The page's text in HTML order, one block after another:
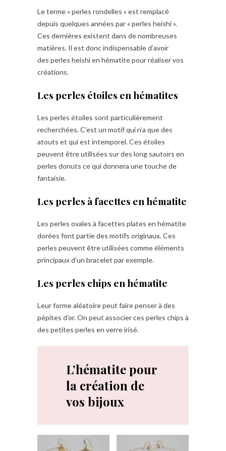
Le terme « perles rondelles » est remplacé
depuis quelques années par « perles heishi ».
Ces dernières existent dans de nombreuses
matières. Il est donc indispensable d’avoir
des perles heishi en hématite pour réaliser vos
créations.
Les perles étoiles en hématites
Les perles étoiles sont particulièrement
recherchées. C’est un motif qui n’a que des
atouts et qui est intemporel. Ces étoiles
peuvent être utilisées sur des long sautoirs en
perles donuts ce qui donnera une touche de
fantaisie.
Les perles à facettes en hématite
Les perles ovales à facettes plates en hématite
dorées font partie des motifs originaux. Ces
perles peuvent être utilisées comme éléments
principaux d’un bracelet par exemple.
Les perles chips en hématite
Leur forme aléatoire peut faire penser à des
pépites d’or. On peut associer ces perles chips à
des petites perles en verre irisé.
L’hématite pour
la création de
vos bijoux